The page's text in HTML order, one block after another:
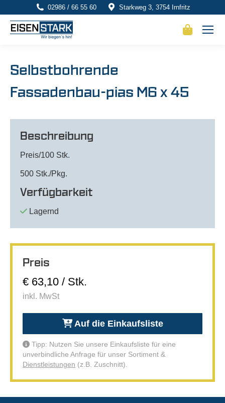
02986 / 66 55 60 Starkweg 3, 3754 Irnfritz
Selbstbohrende
Fassadenbau-pias M6 x 45
Beschreibung
Preis/100 Stk.
500 Stk./Pkg.
Verfügbarkeit
Lagernd
Preis
€ 63,10 / Stk.
inkl. MwSt
Auf die Einkaufsliste
Tipp: Nutzen Sie unsere Einkaufsliste für eine
unverbindliche Anfrage für unser Sortiment &
Dienstleistungen (z.B. Zuschnitt).